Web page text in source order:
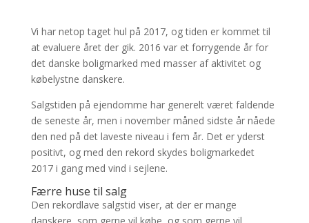
Vi har netop taget hul på 2017, og tiden er kommet til
at evaluere året der gik. 2016 var et forrygende år for
det danske boligmarked med masser af aktivitet og
købelystne danskere.
Salgstiden på ejendomme har generelt været faldende
de seneste år, men i november måned sidste år nåede
den ned på det laveste niveau i fem år. Det er yderst
positivt, og med den rekord skydes boligmarkedet
2017 i gang med vind i sejlene.
Færre huse til salg
Den rekordlave salgstid viser, at der er mange